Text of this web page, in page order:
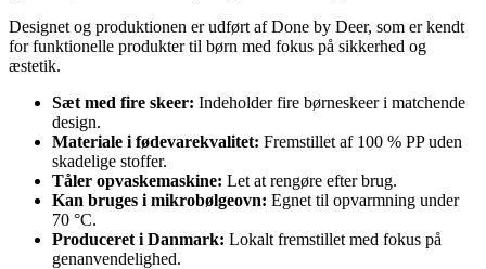
Designet og produktionen er udført af Done by Deer, som er kendt
for funktionelle produkter til børn med fokus på sikkerhed og
æstetik.
Sæt med fire skeer: Indeholder fire børneskeer i matchende
design.
Materiale i fødevarekvalitet: Fremstillet af 100 % PP uden
skadelige stoffer.
Tåler opvaskemaskine: Let at rengøre efter brug.
Kan bruges i mikrobølgeovn: Egnet til opvarmning under
70 °C.
Produceret i Danmark: Lokalt fremstillet med fokus på
genanvendelighed.